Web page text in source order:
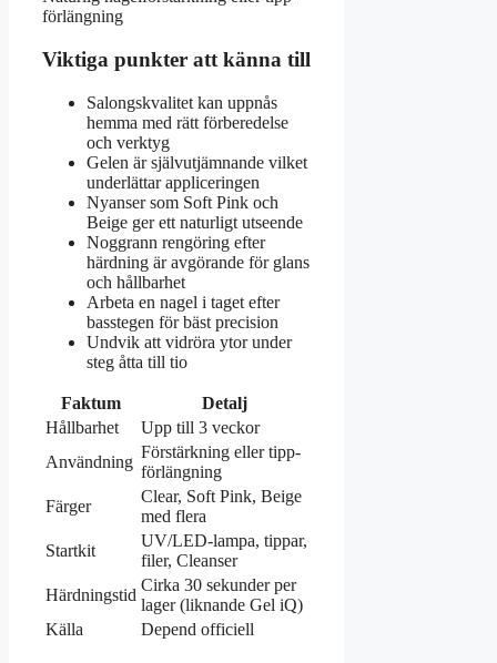
förlängning
Viktiga punkter att känna till
Salongskvalitet kan uppnås
hemma med rätt förberedelse
och verktyg
Gelen är självutjämnande vilket
underlättar appliceringen
Nyanser som Soft Pink och
Beige ger ett naturligt utseende
Noggrann rengöring efter
härdning är avgörande för glans
och hållbarhet
Arbeta en nagel i taget efter
basstegen för bäst precision
Undvik att vidröra ytor under
steg åtta till tio
Faktum
Detalj
Hållbarhet
Upp till 3 veckor
Användning
Förstärkning eller tipp-
förlängning
Färger
Clear, Soft Pink, Beige
med flera
Startkit
UV/LED-lampa, tippar,
filer, Cleanser
Härdningstid
Cirka 30 sekunder per
lager (liknande Gel iQ)
Källa
Depend officiell